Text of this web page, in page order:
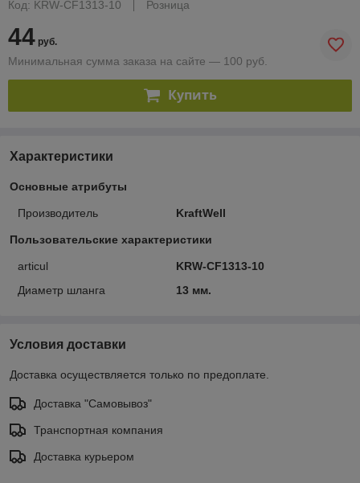
Код: KRW-CF1313-10
Розница
44 руб.
Минимальная сумма заказа на сайте — 100 руб.
Купить
Характеристики
Основные атрибуты
Производитель KraftWell
Пользовательские характеристики
articul
KRW-CF1313-10
Диаметр шланга
13 мм.
Условия доставки
Доставка осуществляется только по предоплате.
Доставка "Самовывоз"
Транспортная компания
Доставка курьером